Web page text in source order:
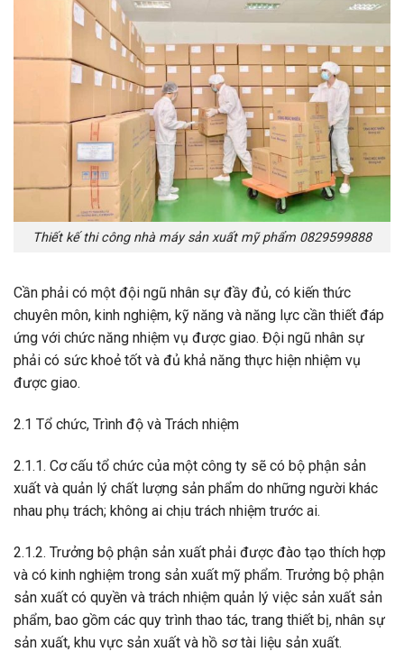
Thiết kế thi công nhà máy sản xuất mỹ phẩm 0829599888
Cần phải có một đội ngũ nhân sự đầy đủ, có kiến thức
chuyên môn, kinh nghiệm, kỹ năng và năng lực cần thiết đáp
ứng với chức năng nhiệm vụ được giao. Đội ngũ nhân sự
phải có sức khoẻ tốt và đủ khả năng thực hiện nhiệm vụ
được giao.
2.1 Tổ chức, Trình độ và Trách nhiệm
2.1.1. Cơ cấu tổ chức của một công ty sẽ có bộ phận sản
xuất và quản lý chất lượng sản phẩm do những người khác
nhau phụ trách; không ai chịu trách nhiệm trước ai.
2.1.2. Trưởng bộ phận sản xuất phải được đào tạo thích hợp
và có kinh nghiệm trong sản xuất mỹ phẩm. Trưởng bộ phận
sản xuất có quyền và trách nhiệm quản lý việc sản xuất sản
phẩm, bao gồm các quy trình thao tác, trang thiết bị, nhân sự
sản xuất, khu vực sản xuất và hồ sơ tài liệu sản xuất.